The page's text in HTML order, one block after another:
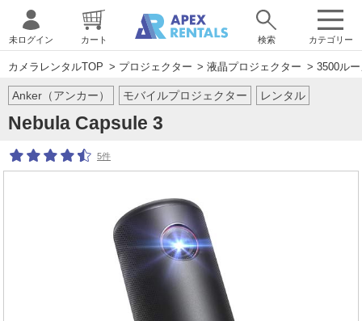
カテゴリー
未ログイン カート 検索
カメラレンタルTOP > プロジェクター > 液晶プロジェクター > 3500ル
Anker（アンカー）
Nebula Capsule 3
モバイルプロジェクター レンタル
5件